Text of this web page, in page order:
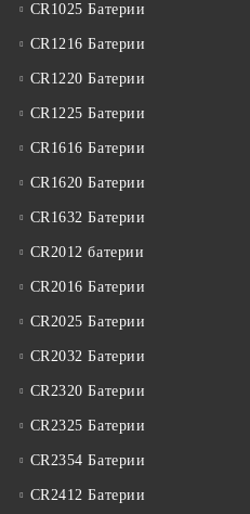
CR1025 Батерии
CR1216 Батерии
CR1220 Батерии
CR1225 Батерии
CR1616 Батерии
CR1620 Батерии
CR1632 Батерии
CR2012 батерии
CR2016 Батерии
CR2025 Батерии
CR2032 Батерии
CR2320 Батерии
CR2325 Батерии
CR2354 Батерии
CR2412 Батерии